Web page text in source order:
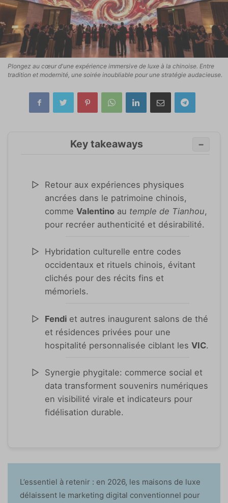
Plongez au cœur d'une expérience immersive de luxe à la chinoise. Entre
tradition et modernité, une soirée inoubliable pour une stratégie audacieuse.
Key takeaways −
Retour aux expériences physiques
ancrées dans le patrimoine chinois,
commeValentino au temple de Tianhou,
pour recréer authenticité et désirabilité.
Hybridation culturelle entre codes
occidentaux et rituels chinois, évitant
clichés pour des récits fins et
mémoriels.
Fendi et autres inaugurent salons de thé
et résidences privées pour une
hospitalité personnalisée ciblant lesVIC.
Synergie phygitale: commerce social et
data transforment souvenirs numériques
en visibilité virale et indicateurs pour
fidélisation durable.
L’essentiel à retenir : en 2026, les maisons de luxe
délaissent le marketing digital conventionnel pour